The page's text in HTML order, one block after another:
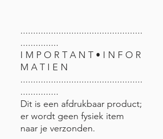
................................................
...............
I M P O R T A N T • I N F O R
M A T I E N
................................................
...............
Dit is een afdrukbaar product;
er wordt geen fysiek item
naar je verzonden.